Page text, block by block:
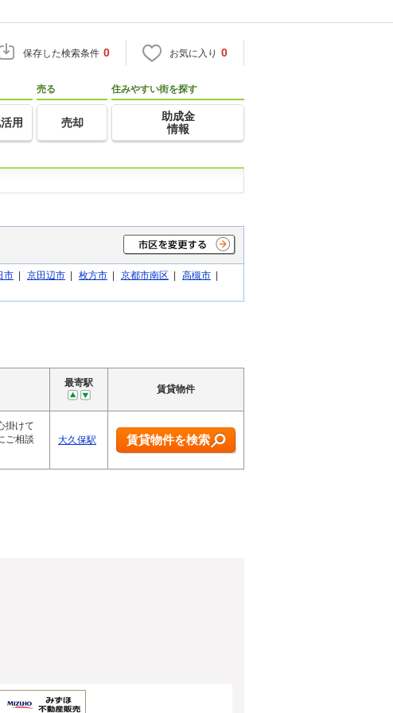
保存した検索条件 0 お気に入り 0
用
売る
売却
住みやすい街を探す
助成金
情報
市 | 京田辺市 | 枚方市 | 京都市南区 | 高槻市 |
最寄駅
賃貸物件
掛けて
ご相談
大久保駅 賃貸物件を検索